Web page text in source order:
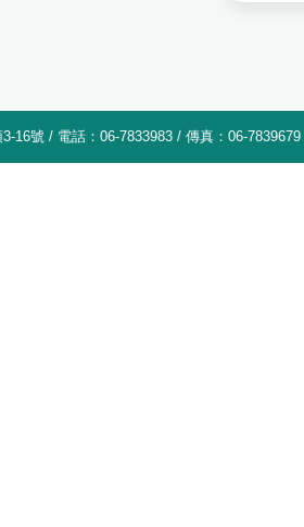
16號 / 電話：06-7833983 / 傳真：06-7839679